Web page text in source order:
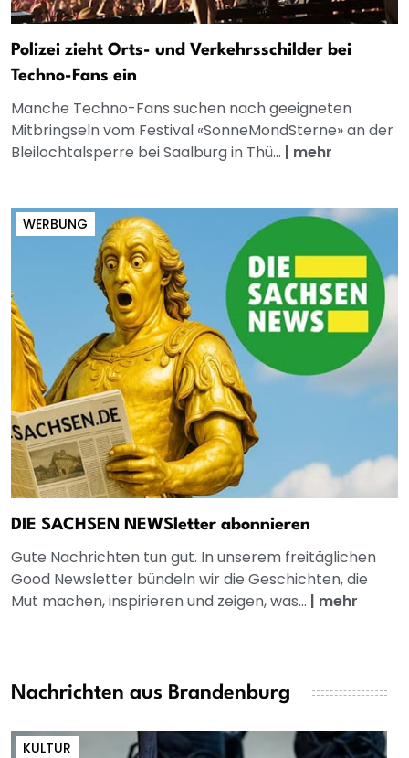
Polizei zieht Orts- und Verkehrsschilder bei
Techno-Fans ein
Manche Techno-Fans suchen nach geeigneten
Mitbringseln vom Festival «SonneMondSterne» an der
Bleilochtalsperre bei Saalburg in Thü... | mehr
WERBUNG
DIE SACHSEN NEWSletter abonnieren
Gute Nachrichten tun gut. In unserem freitäglichen
Good Newsletter bündeln wir die Geschichten, die
Mut machen, inspirieren und zeigen, was... | mehr
Nachrichten aus Brandenburg
KULTUR